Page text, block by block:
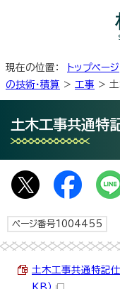
現在の位置： トップページ
の技術・積算 > 工事 > 土
土木工事共通特
ページ番号1004455
土木工事共通特記
KB）